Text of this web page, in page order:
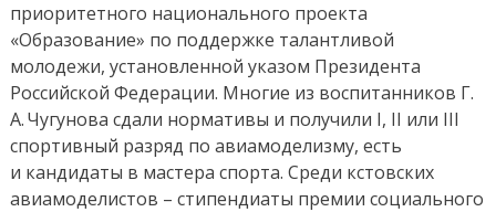
приоритетного национального проекта
«Образование» по поддержке талантливой
молодежи, установленной указом Президента
Российской Федерации. Многие из воспитанников Г.
А. Чугунова сдали нормативы и получили I, II или III
спортивный разряд по авиамоделизму, есть
и кандидаты в мастера спорта. Среди кстовских
авиамоделистов – стипендиаты премии социального